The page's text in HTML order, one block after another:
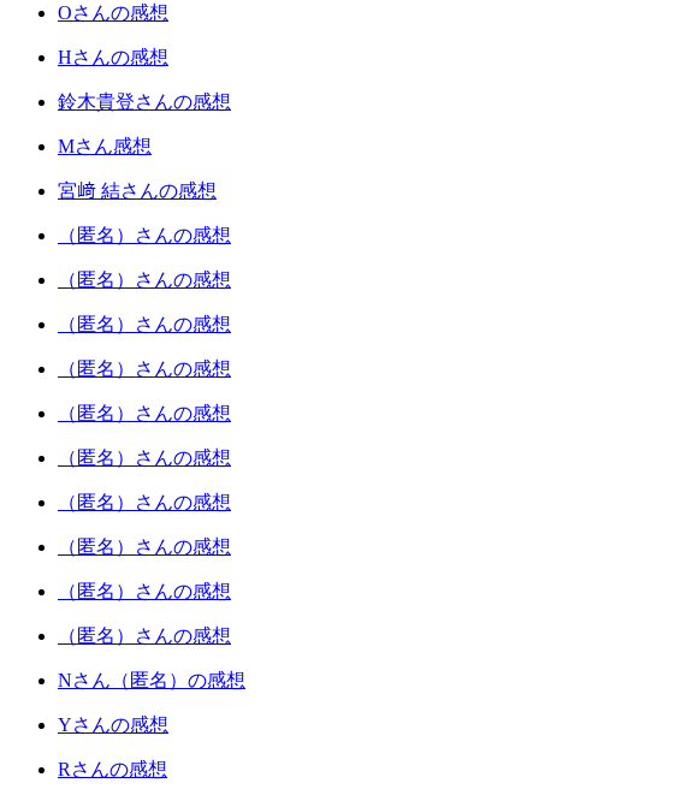
Oさんの感想
Hさんの感想
鈴木貴登さんの感想
Mさん感想
宮﨑 結さんの感想
（匿名）さんの感想
（匿名）さんの感想
（匿名）さんの感想
（匿名）さんの感想
（匿名）さんの感想
（匿名）さんの感想
（匿名）さんの感想
（匿名）さんの感想
（匿名）さんの感想
（匿名）さんの感想
Nさん（匿名）の感想
Yさんの感想
Rさんの感想